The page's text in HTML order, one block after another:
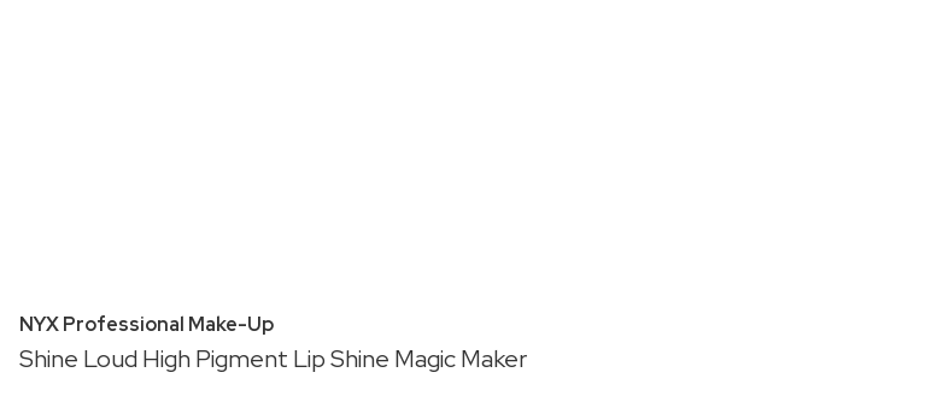
NYX Professional Make-Up
Shine Loud High Pigment Lip Shine Magic Maker